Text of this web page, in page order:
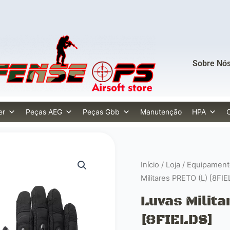
Sobre
Peças AEG Peças Gbb Manutenção HPA
Início / Loja /
Militares PRETO (L)
Luvas
[8FIELDS]